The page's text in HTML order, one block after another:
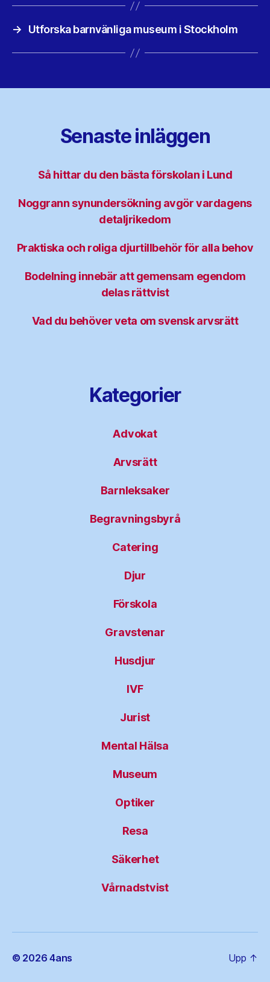
→ Utforska barnvänliga museum i Stockholm
Senaste inläggen
Så hittar du den bästa förskolan i Lund
Noggrann synundersökning avgör vardagens
detaljrikedom
Praktiska och roliga djurtillbehör för alla behov
Bodelning innebär att gemensam egendom
delas rättvist
Vad du behöver veta om svensk arvsrätt
Kategorier
Advokat
Arvsrätt
Barnleksaker
Begravningsbyrå
Catering
Djur
Förskola
Gravstenar
Husdjur
IVF
Jurist
Mental Hälsa
Museum
Optiker
Resa
Säkerhet
Vårnadstvist
© 20264ans Upp ↑